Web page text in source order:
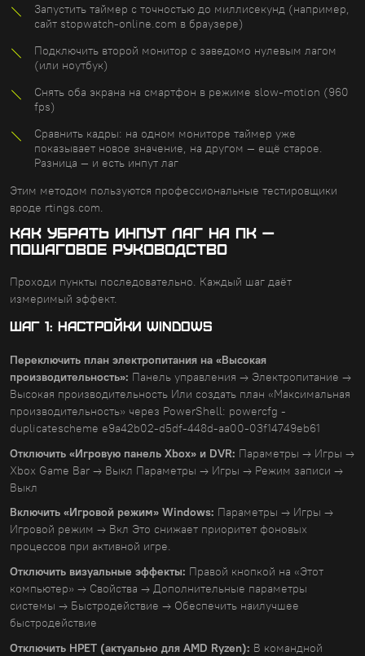
Запустить таймер с точностью до миллисекунд (например,
сайт stopwatch-online.com в браузере)
Подключить второй монитор с заведомо нулевым лагом
(или ноутбук)
Снять оба экрана на смартфон в режиме slow-motion (960
fps)
Сравнить кадры: на одном мониторе таймер уже
показывает новое значение, на другом — ещё старое.
Разница — и есть инпут лаг
Этим методом пользуются профессиональные тестировщики
вроде rtings.com.
Как убрать инпут лаг на ПК —
пошаговое руководство
Проходи пункты последовательно. Каждый шаг даёт
измеримый эффект.
ШАГ 1: НАСТРОЙКИ WINDOWS
Переключить план электропитания на «Высокая
производительность»: Панель управления → Электропитание →
Высокая производительность Или создать план «Максимальная
производительность» через PowerShell: powercfg -
duplicatescheme e9a42b02-d5df-448d-aa00-03f14749eb61
Отключить «Игровую панель Xbox» и DVR: Параметры → Игры →
Xbox Game Bar → Выкл Параметры → Игры → Режим записи →
Выкл
Включить «Игровой режим» Windows: Параметры → Игры →
Игровой режим → Вкл Это снижает приоритет фоновых
процессов при активной игре.
Отключить визуальные эффекты: Правой кнопкой на «Этот
компьютер» → Свойства → Дополнительные параметры
системы → Быстродействие → Обеспечить наилучшее
быстродействие
Отключить HPET (актуально для AMD Ryzen): В командной